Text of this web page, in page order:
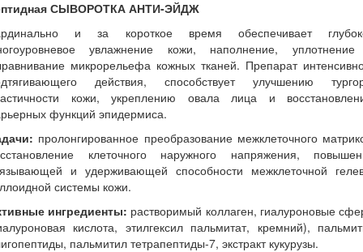
СЫВОРОТКА АНТИ-ЭЙДЖ
и за короткое время обеспечивает
увлажнение кожи, наполнение,
микрорельефа кожных тканей. Препарат
действия, способствует улучшению
кожи, укреплению овала лица и
функций эпидермиса.
пролонгированное преобразование межклеточного
клеточного наружного напряжения,
и удерживающей способности межклеточной
системы кожи.
ингредиенты: растворимый коллаген, гиалуроновые
кислота, этилгексил пальмитат, кремний),
пальмитил тетрапептиды-7, экстракт кукурузы.